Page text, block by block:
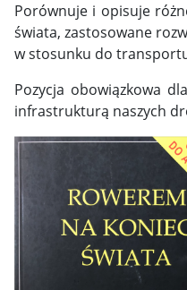
Porównuje i opisuje
świata, zastosowane
w stosunku do
Pozycja obowiązkowa
infrastrukturą naszych